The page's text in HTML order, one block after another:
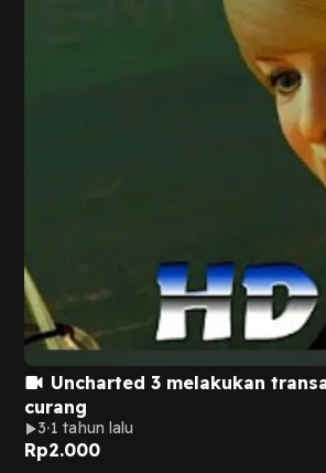
Uncharted 3 melakukan
curang
3 1 tahun lalu
Rp2.000